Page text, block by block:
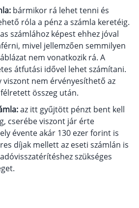
Egyszerű Állami Nyugdíjkalkulátor
Önkéntes Nyugdíjpénztárak hozamai
vagy NYESZ? Melyik a jobb?
Melyik a legolcsóbb nyugdíjbiztosítás?
nyugdíjpénztár vagy
adókedvezmény és adójóváírás
Nyugdíj: így használd ki az
Nyugdíjbiztosítás kalkulátor
Nyugdíjbiztosítás hozamok
Nyugdíjbiztosítás költségek
bármikor rá lehet tenni és
róla a pénz a számla keretéig.
számlához képest ehhez jóval
mivel jellemzően semmilyen
nem vonatkozik rá. A
átfutási idővel lehet számítani.
viszont nem érvényesíthető az
összeg után.
az itt gyűjtött pénzt bent kell
cserébe viszont jár érte
évente akár 130 ezer forint is
díjak mellett az eseti számlán is
szükséges